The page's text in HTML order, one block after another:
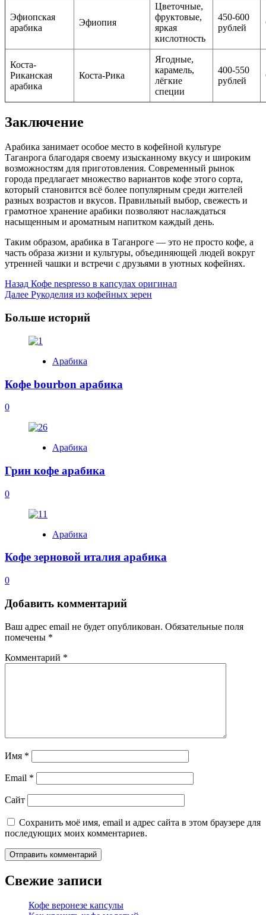
Эфиопская
арабика
Эфиопия
Цветочные,
фруктовые,
яркая
кислотность
450-600
рублей
Коста-
Риканская
арабика
Коста-Рика
Ягодные,
карамель,
лёгкие
специи
400-550
рублей
Заключение
Арабика занимает особое место в кофейной культуре
Таганрога благодаря своему изысканному вкусу и широким
возможностям для приготовления. Современный рынок
города предлагает множество вариантов кофе этого сорта,
который становится всё более популярным среди жителей
разных возрастов и вкусов. Правильный выбор, свежесть и
грамотное хранение арабики позволяют наслаждаться
насыщенным и ароматным напитком каждый день.
Таким образом, арабика в Таганроге — это не просто кофе, а
часть образа жизни и культуры, объединяющей людей вокруг
утренней чашки и встречи с друзьями в уютных кофейнях.
Post
Navigation
Назад Кофе nespresso в капсулах оригинал
Далее Рукоделия из кофейных зерен
Больше историй
Арабика
Кофе bourbon арабика
0
Арабика
Грин кофе арабика
0
Арабика
Кофе зерновой италия арабика
0
Добавить комментарий
Ваш адрес email не будет опубликован. Обязательные поля
помечены *
Комментарий *
Имя *
Email *
Сайт
Сохранить моё имя, email и адрес сайта в этом браузере для
последующих моих комментариев.
Свежие записи
Кофе веронезе капсулы